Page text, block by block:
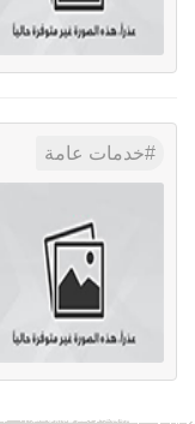
خدمات عامة